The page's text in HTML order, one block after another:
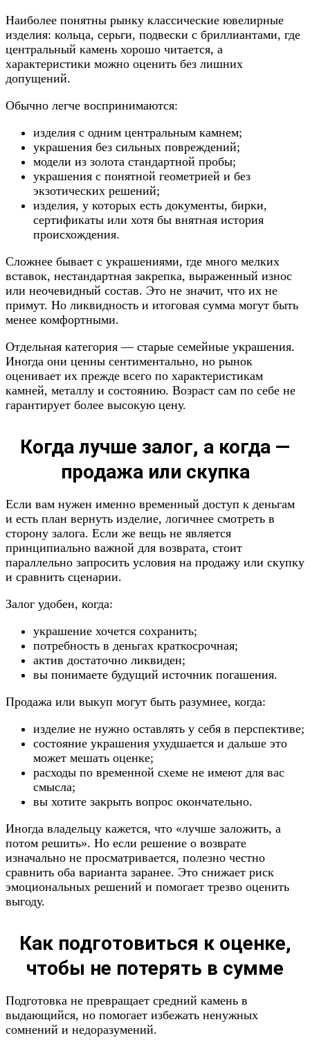
Наиболее понятны рынку классические ювелирные
изделия: кольца, серьги, подвески с бриллиантами, где
центральный камень хорошо читается, а
характеристики можно оценить без лишних
допущений.
Обычно легче воспринимаются:
изделия с одним центральным камнем;
украшения без сильных повреждений;
модели из золота стандартной пробы;
украшения с понятной геометрией и без
экзотических решений;
изделия, у которых есть документы, бирки,
сертификаты или хотя бы внятная история
происхождения.
Сложнее бывает с украшениями, где много мелких
вставок, нестандартная закрепка, выраженный износ
или неочевидный состав. Это не значит, что их не
примут. Но ликвидность и итоговая сумма могут быть
менее комфортными.
Отдельная категория — старые семейные украшения.
Иногда они ценны сентиментально, но рынок
оценивает их прежде всего по характеристикам
камней, металлу и состоянию. Возраст сам по себе не
гарантирует более высокую цену.
Когда лучше залог, а когда —
продажа или скупка
Если вам нужен именно временный доступ к деньгам
и есть план вернуть изделие, логичнее смотреть в
сторону залога. Если же вещь не является
принципиально важной для возврата, стоит
параллельно запросить условия на продажу или скупку
и сравнить сценарии.
Залог удобен, когда:
украшение хочется сохранить;
потребность в деньгах краткосрочная;
актив достаточно ликвиден;
вы понимаете будущий источник погашения.
Продажа или выкуп могут быть разумнее, когда:
изделие не нужно оставлять у себя в перспективе;
состояние украшения ухудшается и дальше это
может мешать оценке;
расходы по временной схеме не имеют для вас
смысла;
вы хотите закрыть вопрос окончательно.
Иногда владельцу кажется, что «лучше заложить, а
потом решить». Но если решение о возврате
изначально не просматривается, полезно честно
сравнить оба варианта заранее. Это снижает риск
эмоциональных решений и помогает трезво оценить
выгоду.
Как подготовиться к оценке,
чтобы не потерять в сумме
Подготовка не превращает средний камень в
выдающийся, но помогает избежать ненужных
сомнений и недоразумений.